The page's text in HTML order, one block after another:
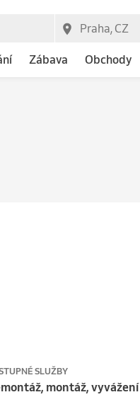
Zábava Obchody
SLUŽBY
montáž,